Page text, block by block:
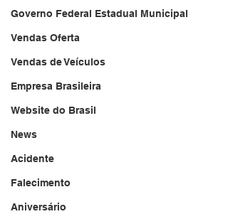
Governo Federal Estadual Municipal
Vendas Oferta
Vendas de Veículos
Empresa Brasileira
Website do Brasil
News
Acidente
Falecimento
Aniversário